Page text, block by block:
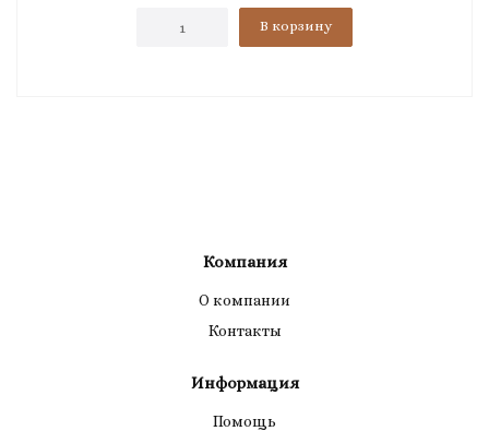
В корзину
Компания
О компании
Контакты
Информация
Помощь